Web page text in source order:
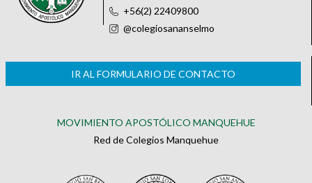
+56(2) 22409800
@colegiosananselmo
IR AL FORMULARIO DE CONTACTO
MOVIMIENTO APOSTÓLICO MANQUEHUE
Red de Colegios Manquehue